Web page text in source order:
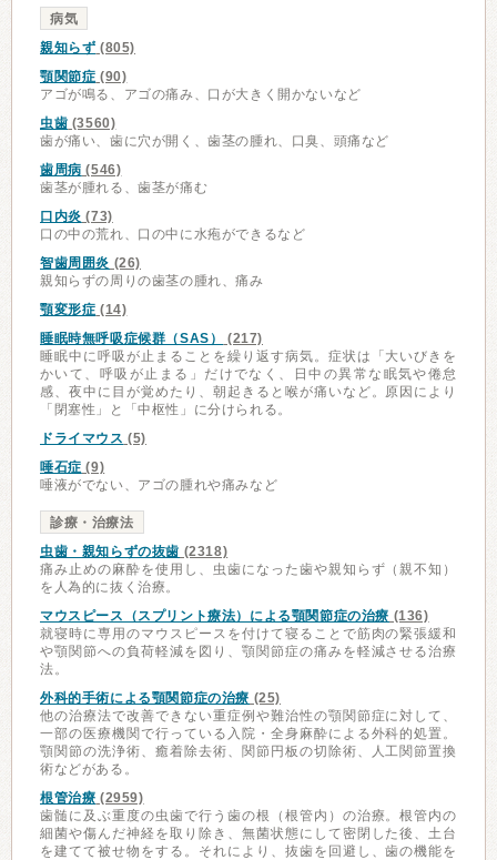
病気
親知らず (805)
顎関節症 (90)
アゴが鳴る、アゴの痛み、口が大きく開かないなど
虫歯 (3560)
歯が痛い、歯に穴が開く、歯茎の腫れ、口臭、頭痛など
歯周病 (546)
歯茎が腫れる、歯茎が痛む
口内炎 (73)
口の中の荒れ、口の中に水疱ができるなど
智歯周囲炎 (26)
親知らずの周りの歯茎の腫れ、痛み
顎変形症 (14)
睡眠時無呼吸症候群（SAS）
(217)
睡眠中に呼吸が止まることを繰り返す病気。症状は「大いびきを
かいて、呼吸が止まる」だけでなく、日中の異常な眠気や倦怠
感、夜中に目が覚めたり、朝起きると喉が痛いなど。原因により
「閉塞性」と「中枢性」に分けられる。
ドライマウス (5)
唾石症 (9)
唾液がでない、アゴの腫れや痛みなど
診療・治療法
虫歯・親知らずの抜歯 (2318)
痛み止めの麻酔を使用し、虫歯になった歯や親知らず（親不知）
を人為的に抜く治療。
マウスピース（スプリント療法）による顎関節症の治療 (136)
就寝時に専用のマウスピースを付けて寝ることで筋肉の緊張緩和
や顎関節への負荷軽減を図り、顎関節症の痛みを軽減させる治療
法。
外科的手術による顎関節症の治療 (25)
他の治療法で改善できない重症例や難治性の顎関節症に対して、
一部の医療機関で行っている入院・全身麻酔による外科的処置。
顎関節の洗浄術、癒着除去術、関節円板の切除術、人工関節置換
術などがある。
根管治療 (2959)
歯髄に及ぶ重度の虫歯で行う歯の根（根管内）の治療。根管内の
細菌や傷んだ神経を取り除き、無菌状態にして密閉した後、土台
を建てて被せ物をする。それにより、抜歯を回避し、歯の機能を